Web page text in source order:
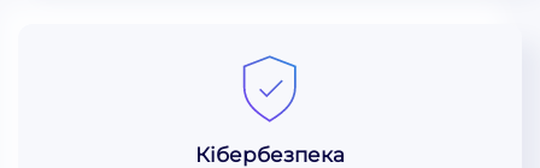
Кібербезпека